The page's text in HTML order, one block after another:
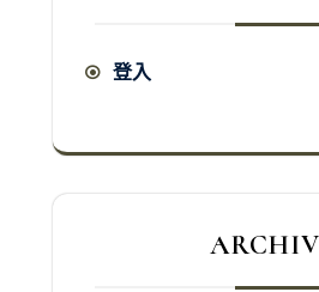
登入